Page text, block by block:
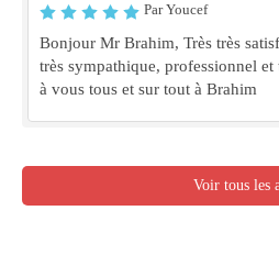
Par Youcef
Bonjour Mr Brahim, Très très
très sympathique, professionnel
à vous tous et sur tout à Brahim
Voir tous les